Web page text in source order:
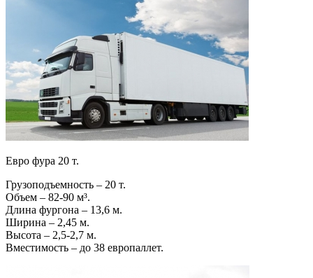
Евро фура 20 т.
Грузоподъемность – 20 т.
Объем – 82-90 м³.
Длина фургона – 13,6 м.
Ширина – 2,45 м.
Высота – 2,5-2,7 м.
Вместимость – до 38 европаллет.